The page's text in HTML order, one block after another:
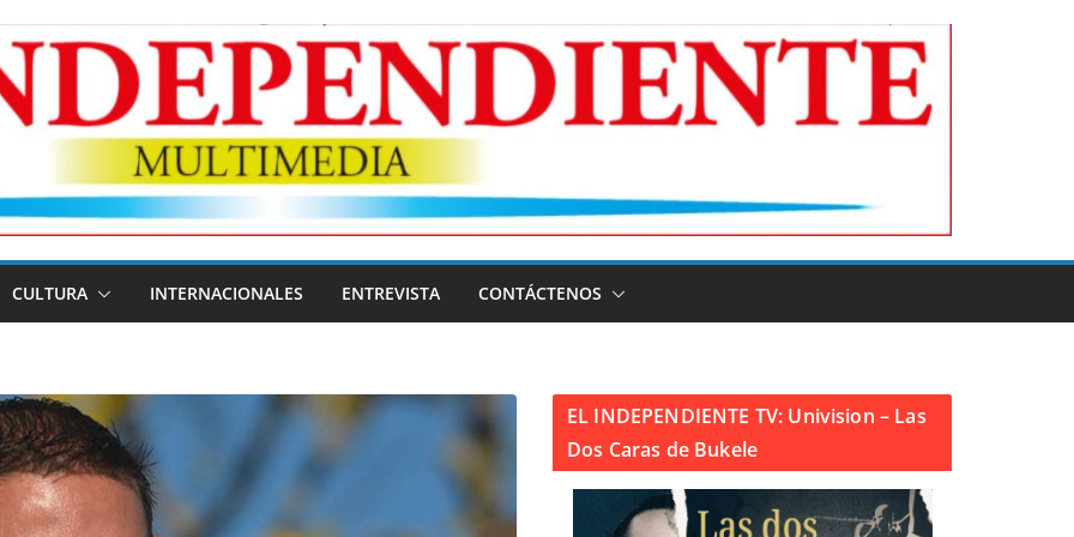
CULTURA INTERNACIONALES ENTREVISTA CONTÁCTENOS
EL INDEPENDIENTE TV: Univision – Las
Dos Caras de Bukele